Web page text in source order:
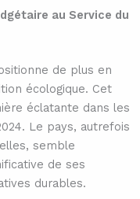
au Service du
de plus en
écologique. Cet
éclatante dans les
Le pays, autrefois
semble
de ses
durables.